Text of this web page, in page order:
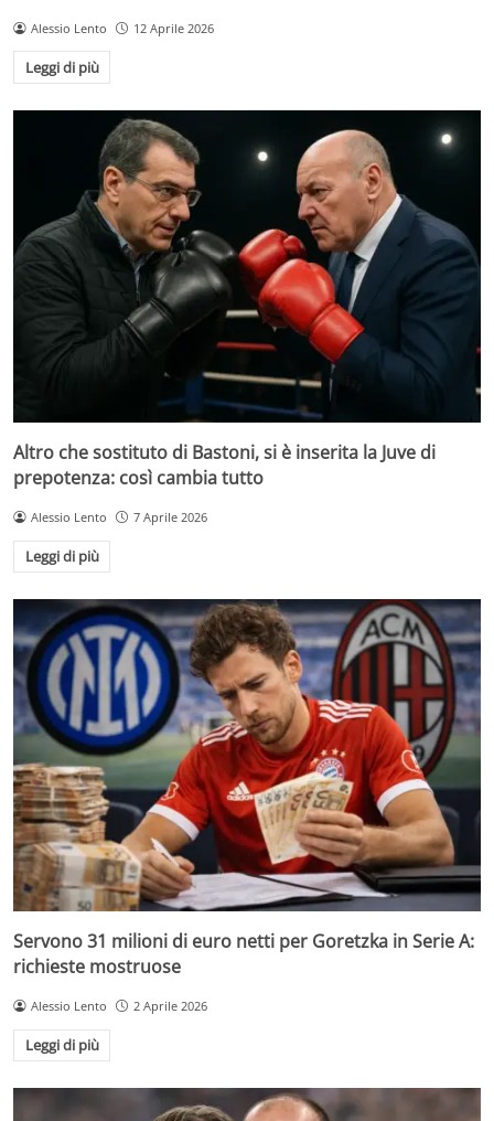
Alessio Lento 12 Aprile 2026
Leggi di più
Altro che sostituto di Bastoni, si è inserita la Juve di
prepotenza: così cambia tutto
Alessio Lento 7 Aprile 2026
Leggi di più
Servono 31 milioni di euro netti per Goretzka in Serie A:
richieste mostruose
Alessio Lento 2 Aprile 2026
Leggi di più